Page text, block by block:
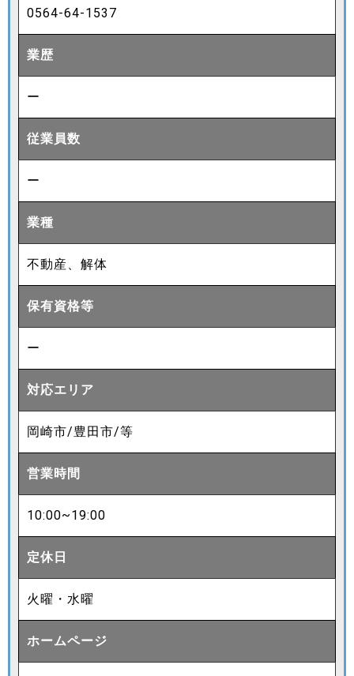
0564-64-1537
業歴
ー
従業員数
ー
業種
不動産、解体
保有資格等
ー
対応エリア
岡崎市/豊田市/等
営業時間
10:00~19:00
定休日
火曜・水曜
ホームページ